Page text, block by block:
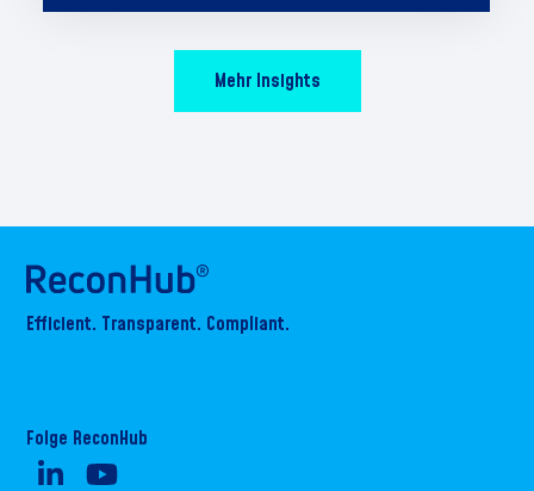
Mehr Insights
Efficient. Transparent. Compliant.
Folge ReconHub